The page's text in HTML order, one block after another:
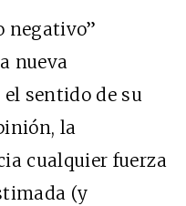
negativo”
nueva
sentido de su
la
cualquier fuerza
(y